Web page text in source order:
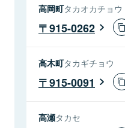
高岡町タカオカチョウ
915-0262
高木町タカギチョウ
915-0091
高瀬タカセ